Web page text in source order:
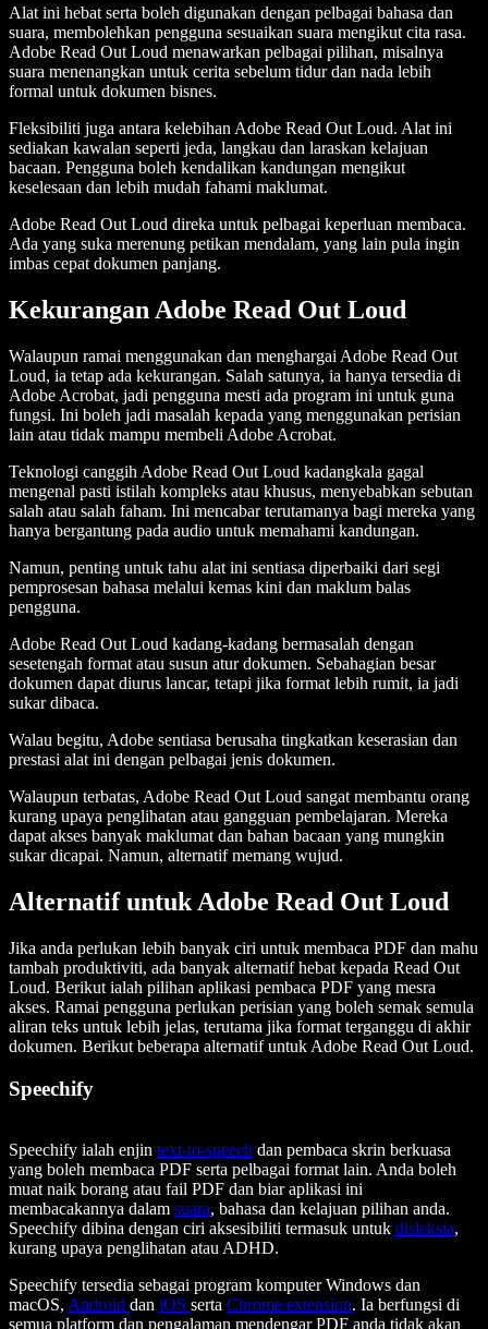
Alat ini hebat serta boleh digunakan dengan pelbagai bahasa dan
suara, membolehkan pengguna sesuaikan suara mengikut cita rasa.
Adobe Read Out Loud menawarkan pelbagai pilihan, misalnya
suara menenangkan untuk cerita sebelum tidur dan nada lebih
formal untuk dokumen bisnes.
Fleksibiliti juga antara kelebihan Adobe Read Out Loud. Alat ini
sediakan kawalan seperti jeda, langkau dan laraskan kelajuan
bacaan. Pengguna boleh kendalikan kandungan mengikut
keselesaan dan lebih mudah fahami maklumat.
Adobe Read Out Loud direka untuk pelbagai keperluan membaca.
Ada yang suka merenung petikan mendalam, yang lain pula ingin
imbas cepat dokumen panjang.
Kekurangan Adobe Read Out Loud
Walaupun ramai menggunakan dan menghargai Adobe Read Out
Loud, ia tetap ada kekurangan. Salah satunya, ia hanya tersedia di
Adobe Acrobat, jadi pengguna mesti ada program ini untuk guna
fungsi. Ini boleh jadi masalah kepada yang menggunakan perisian
lain atau tidak mampu membeli Adobe Acrobat.
Teknologi canggih Adobe Read Out Loud kadangkala gagal
mengenal pasti istilah kompleks atau khusus, menyebabkan sebutan
salah atau salah faham. Ini mencabar terutamanya bagi mereka yang
hanya bergantung pada audio untuk memahami kandungan.
Namun, penting untuk tahu alat ini sentiasa diperbaiki dari segi
pemprosesan bahasa melalui kemas kini dan maklum balas
pengguna.
Adobe Read Out Loud kadang-kadang bermasalah dengan
sesetengah format atau susun atur dokumen. Sebahagian besar
dokumen dapat diurus lancar, tetapi jika format lebih rumit, ia jadi
sukar dibaca.
Walau begitu, Adobe sentiasa berusaha tingkatkan keserasian dan
prestasi alat ini dengan pelbagai jenis dokumen.
Walaupun terbatas, Adobe Read Out Loud sangat membantu orang
kurang upaya penglihatan atau gangguan pembelajaran. Mereka
dapat akses banyak maklumat dan bahan bacaan yang mungkin
sukar dicapai. Namun, alternatif memang wujud.
Alternatif untuk Adobe Read Out Loud
Jika anda perlukan lebih banyak ciri untuk membaca PDF dan mahu
tambah produktiviti, ada banyak alternatif hebat kepada Read Out
Loud. Berikut ialah pilihan aplikasi pembaca PDF yang mesra
akses. Ramai pengguna perlukan perisian yang boleh semak semula
aliran teks untuk lebih jelas, terutama jika format terganggu di akhir
dokumen. Berikut beberapa alternatif untuk Adobe Read Out Loud.
Speechify
Speechify ialah enjin text-to-speech dan pembaca skrin berkuasa
yang boleh membaca PDF serta pelbagai format lain. Anda boleh
muat naik borang atau fail PDF dan biar aplikasi ini
membacakannya dalam suara, bahasa dan kelajuan pilihan anda.
Speechify dibina dengan ciri aksesibiliti termasuk untuk disleksia,
kurang upaya penglihatan atau ADHD.
Speechify tersedia sebagai program komputer Windows dan
macOS, Android dan iOS serta Chrome extension. Ia berfungsi di
semua platform dan pengalaman mendengar PDF anda tidak akan